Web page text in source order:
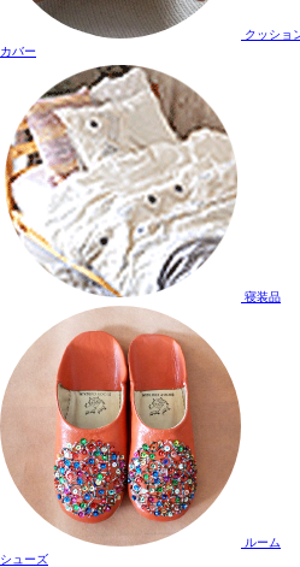
クッショ
カバー
寝装品
ルーム
シューズ